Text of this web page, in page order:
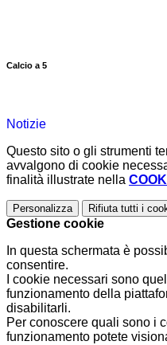
Calcio a 5
Notizie
Questo sito o gli strumenti
avvalgono di cookie
finalità illustrate nella
Personalizza Rifiuta tutti i
Gestione cookie
In questa schermata è
consentire.
I cookie necessari sono
funzionamento della
disabilitarli.
Per conoscere quali sono i
funzionamento potete